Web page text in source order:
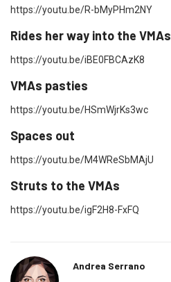
https://youtu.be/R-bMyPHm2NY
Rides her way into the VMAs
https://youtu.be/iBE0FBCAzK8
VMAs pasties
https://youtu.be/HSmWjrKs3wc
Spaces out
https://youtu.be/M4WReSbMAjU
Struts to the VMAs
https://youtu.be/igF2H8-FxFQ
Andrea Serrano